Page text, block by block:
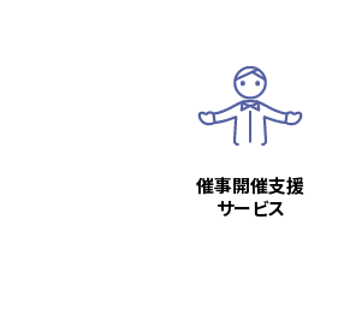
催事開催支援
サービス